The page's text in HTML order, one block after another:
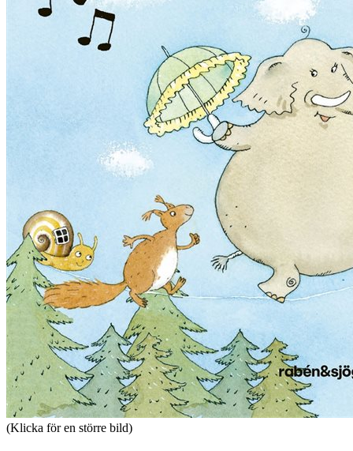
(Klicka för en större bild)